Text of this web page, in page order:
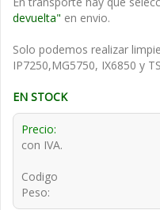
devuelta" en envio.
Solo podemos realizar
IP7250,MG5750, IX6850 y
EN STOCK
Precio:
con IVA.
Codigo
Peso: